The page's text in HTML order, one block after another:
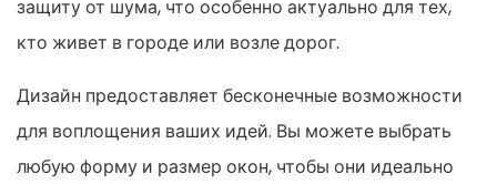
защиту от шума, что особенно актуально для тех,
кто живет в городе или возле дорог.
Дизайн предоставляет бесконечные возможности
для воплощения ваших идей. Вы можете выбрать
любую форму и размер окон, чтобы они идеально